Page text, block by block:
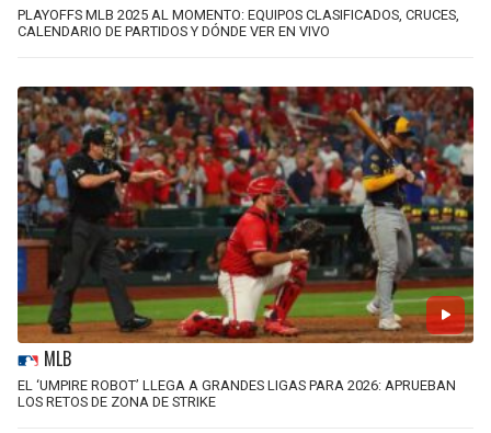
PLAYOFFS MLB 2025 AL MOMENTO: EQUIPOS CLASIFICADOS, CRUCES,
CALENDARIO DE PARTIDOS Y DÓNDE VER EN VIVO
MLB
EL ‘UMPIRE ROBOT’ LLEGA A GRANDES LIGAS PARA 2026: APRUEBAN
LOS RETOS DE ZONA DE STRIKE